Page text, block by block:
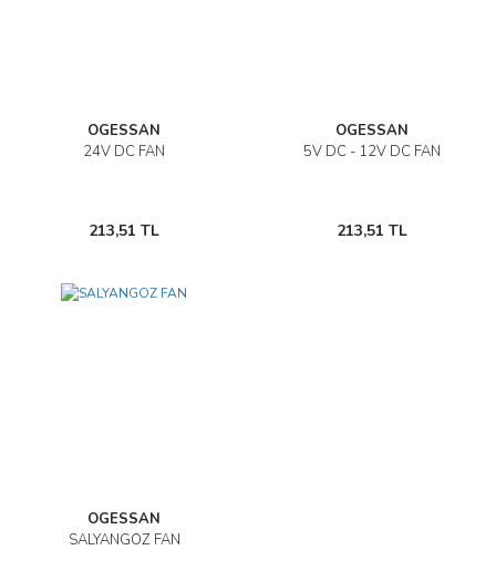
OGESSAN
24V DC FAN
213,51 TL
OGESSAN
5V DC - 12V DC FAN
213,51 TL
OGESSAN
SALYANGOZ FAN